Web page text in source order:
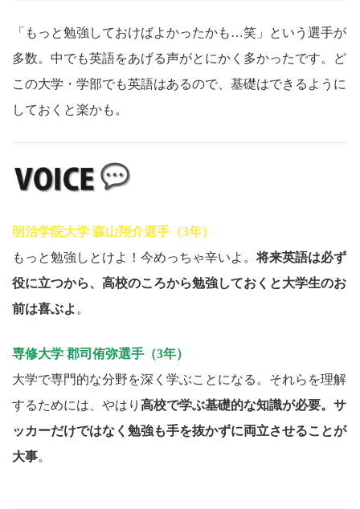
「もっと勉強しておけばよかったかも…笑」という選手が
多数。中でも英語をあげる声がとにかく多かったです。ど
この大学・学部でも英語はあるので、基礎はできるように
しておくと楽かも。
明治学院大学 森山翔介選手（3年）
もっと勉強しとけよ！今めっちゃ辛いよ。将来英語は必ず
役に立つから、高校のころから勉強しておくと大学生のお
前は喜ぶよ 。
専修大学 郡司侑弥選手（3年）
大学で専門的な分野を深く学ぶことになる。それらを理解
するためには、やはり 高校で学ぶ基礎的な知識が必要。サ
ッカーだけではなく勉強も手を抜かずに両立させることが
大事。